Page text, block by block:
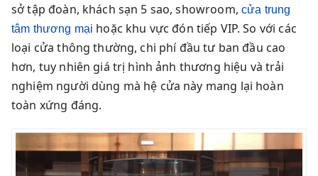
sở tập đoàn, khách sạn 5 sao, showroom, cửa trung
tâm thương mại hoặc khu vực đón tiếp VIP. So với các
loại cửa thông thường, chi phí đầu tư ban đầu cao
hơn, tuy nhiên giá trị hình ảnh thương hiệu và trải
nghiệm người dùng mà hệ cửa này mang lại hoàn
toàn xứng đáng.